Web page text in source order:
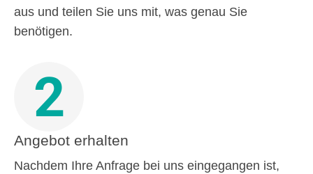
aus und teilen Sie uns mit, was genau Sie
benötigen.
2
Angebot erhalten
Nachdem Ihre Anfrage bei uns eingegangen ist,